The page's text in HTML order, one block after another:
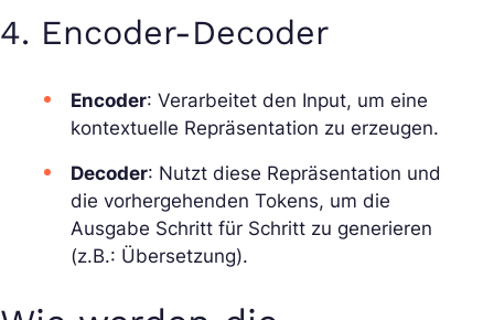
4. Encoder-Decoder
Encoder: Verarbeitet den Input, um eine
kontextuelle Repräsentation zu erzeugen.
Decoder: Nutzt diese Repräsentation und
die vorhergehenden Tokens, um die
Ausgabe Schritt für Schritt zu generieren
(z.B.: Übersetzung).